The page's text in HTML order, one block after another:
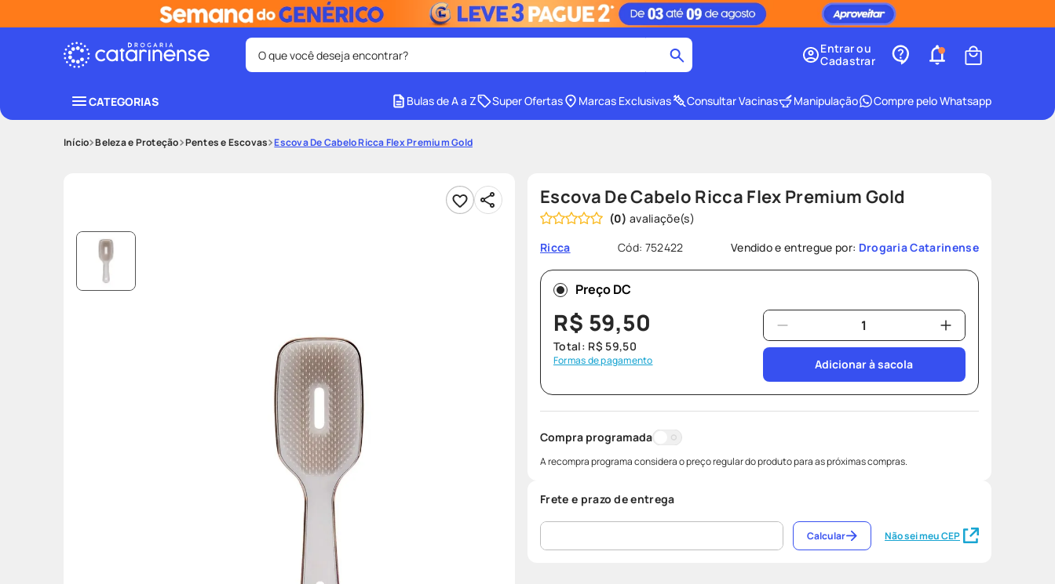
O que você deseja encontrar?
3º fralda
8º
protetor solar
Entrar ou
Cadastrar
CATEGORIAS Bulas de A a Z Super Ofertas Marcas Exclusivas Consultar Vacinas Manipulação Compre pelo Whatsapp
Beleza e Proteção Pentes e Escovas Escova De Cabelo Ricca Flex Premium Gold
Escova De Cabelo Ricca Flex Premium Gold
(0)
Ricca
Cód: 752422 Vendido e entregue por: Drogaria Catarinense
Preço DC
R$ 59,50
Total: R$ 59,50
Formas de pagamento Adicionar à sacola
Compra programada
A recompra programa considera o preço regular do produto para as próximas compras.
Frete e prazo de entrega
Não sei meu CEP
Calcular